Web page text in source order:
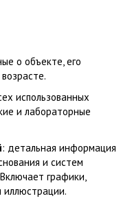
о объекте, его
использованных
и лабораторные
: детальная информация
и систем
графики,